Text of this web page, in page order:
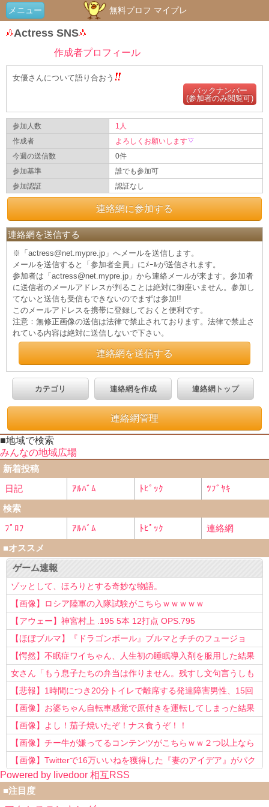
メニュー 無料プロフ マイプレ
Actress SNS
作成者プロフィール
女優さんについて語り合おう
バックナンバー
(参加者のみ閲覧可)
参加人数
1人
作成者
よろしくお願いします
今週の送信数
0件
参加基準
誰でも参加可
参加認証
認証なし
連絡網に参加する
連絡網を送信する
※「actress@net.mypre.jp」へメールを送信します。
メールを送信すると「参加者全員」にﾒｰﾙが送信されます。
参加者は「actress@net.mypre.jp」から連絡メールが来ます。参加者
に送信者のメールアドレスが判ることは絶対に御座いません。参加し
てないと送信も受信もできないのでまずは参加!!
このメールアドレスを携帯に登録しておくと便利です。
注意：無修正画像の送信は法律で禁止されております。法律で禁止さ
れている内容は絶対に送信しないで下さい。
連絡網を送信する
カテゴリ 連絡網を作成 連絡網トップ
連絡網管理
■地域で検索
みんなの地域広場
新着投稿
日記
ｱﾙﾊﾞﾑ ﾄﾋﾟｯｸ
ﾂﾌﾞﾔｷ
検索
ﾌﾟﾛﾌ
ｱﾙﾊﾞﾑ ﾄﾋﾟｯｸ
連絡網
■オススメ
ゲーム速報
ゾッとして、ほろりとする奇妙な物語。
【画像】ロシア陸軍の入隊試験がこちらｗｗｗｗｗ
【アウェー】神宮村上 .195 5本 12打点 OPS.795
【ほぼブルマ】『ドラゴンボール』ブルマとチチのフュージョ
ン、クッソ可愛すぎるwwwwwww
【愕然】不眠症ワイちゃん、人生初の睡眠導入剤を服用した結果
ｗｗｗｗ
女さん「もう息子たちの弁当は作りません。残すし文句言うしも
う知らない！」
【悲報】1時間につき20分トイレで離席する発達障害男性、15回
以上転職を重ねてしまう
【画像】お婆ちゃん自転車感覚で原付きを運転してしまった結果
www
【画像】よし！茄子焼いたぞ！ナス食うぞ！！
【画像】チー牛が嫌ってるコンテンツがこちらｗｗ２つ以上なら
確定ｗｗ
【画像】Twitterで16万いいねを獲得した『妻のアイデア』がパク
リで草www
Powered by livedoor 相互RSS
■注目度